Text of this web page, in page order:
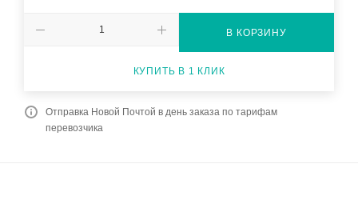
В КОРЗИНУ
КУПИТЬ В 1 КЛИК
Отправка Новой Почтой в день заказа по тарифам
перевозчика